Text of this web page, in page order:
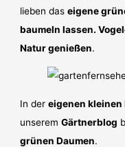
lieben daseigene
baumeln lassen.
Natur genießen.
In dereigenen kleinen
unseremGärtnerblog
grünen Daumen.